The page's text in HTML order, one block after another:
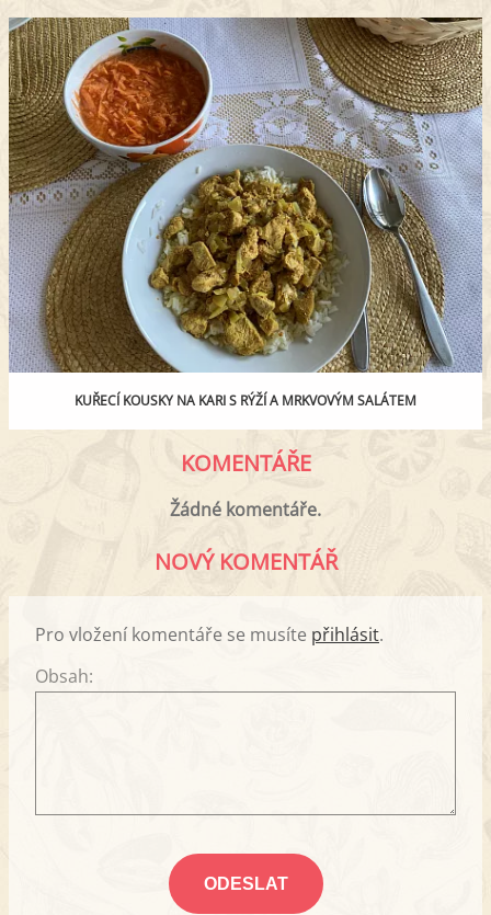
KUŘECÍ KOUSKY NA KARI S RÝŽÍ A MRKVOVÝM SALÁTEM
KOMENTÁŘE
Žádné komentáře.
NOVÝ KOMENTÁŘ
Pro vložení komentáře se musíte přihlásit.
Obsah: